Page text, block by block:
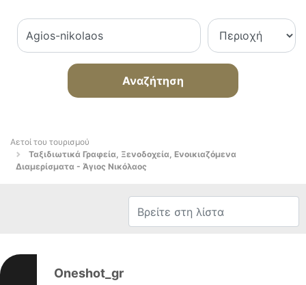
Αναζήτηση
Αετοί του τουρισμού
Ταξιδιωτικά Γραφεία, Ξενοδοχεία, Ενοικιαζόμενα
Διαμερίσματα - Άγιος Νικόλαος
Oneshot_gr